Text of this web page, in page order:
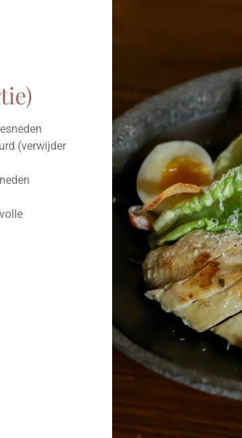
(verwijder